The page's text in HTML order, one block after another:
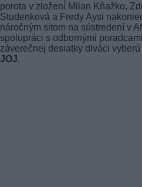
porota v zložení Milan Kňažko,
Studenková a Fredy Aysi
náročným sitom na sústredení v
spolupráci s odbornými
záverečnej desiatky diváci
JOJ.